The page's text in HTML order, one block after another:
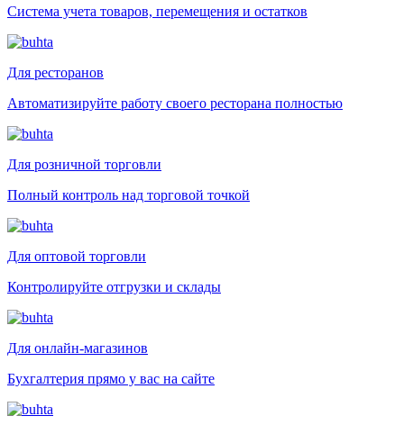
Система учета товаров, перемещения и остатков
Для ресторанов
Автоматизируйте работу своего ресторана полностью
Для розничной торговли
Полный контроль над торговой точкой
Для оптовой торговли
Контролируйте отгрузки и склады
Для онлайн-магазинов
Бухгалтерия прямо у вас на сайте